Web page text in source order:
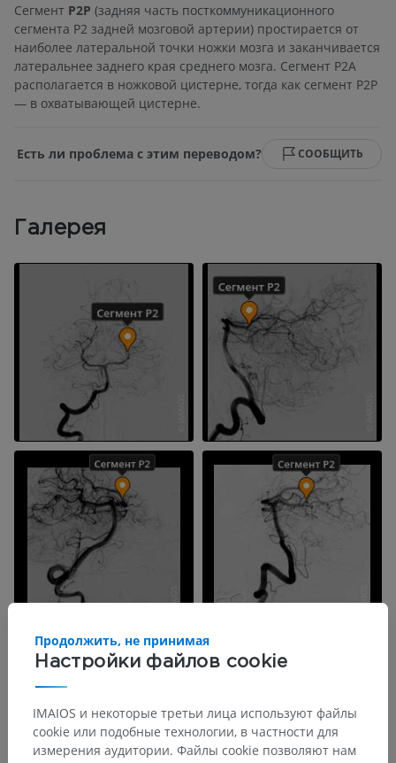
Сегмент Р2Р (задняя часть посткоммуникационного
сегмента Р2 задней мозговой артерии) простирается от
наиболее латеральной точки ножки мозга и заканчивается
латеральнее заднего края среднего мозга. Сегмент Р2А
располагается в ножковой цистерне, тогда как сегмент Р2Р
— в охватывающей цистерне.
Есть ли проблема с этим переводом? СООБЩИТЬ
Галерея
Настройки файлов cookie
Продолжить, не принимая
IMAIOS и некоторые третьи лица используют файлы
cookie или подобные технологии, в частности для
измерения аудитории. Файлы cookie позволяют нам